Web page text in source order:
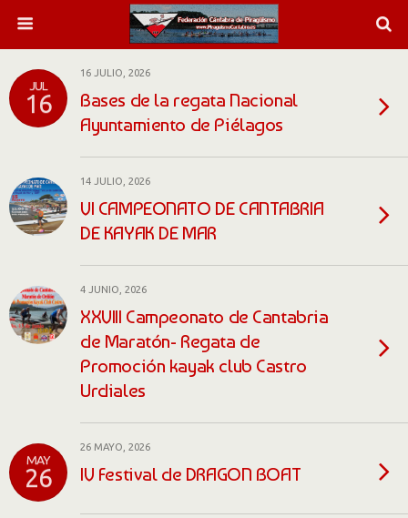
JUL
16
16 JULIO, 2026
Bases de la regata Nacional
Ayuntamiento de Piélagos
14 JULIO, 2026
VI CAMPEONATO DE CANTABRIA
DE KAYAK DE MAR
4 JUNIO, 2026
XXVIII Campeonato de Cantabria
de Maratón- Regata de
Promoción kayak club Castro
Urdiales
MAY
26
26 MAYO, 2026
IV Festival de DRAGON BOAT